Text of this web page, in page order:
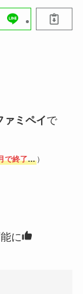
ァミペイで
で終了…）
に